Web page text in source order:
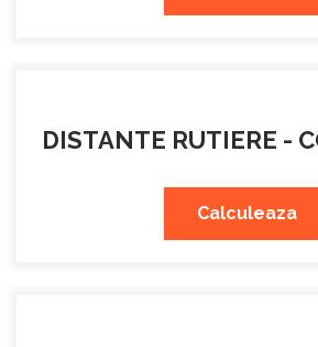
DISTANTE RUTIERE -
Calculeaza